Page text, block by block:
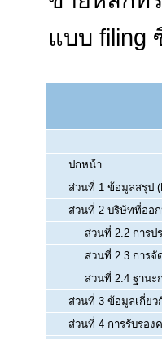
แบบ filing
ปกหน้า
ส่วนที่ 1 ข้อมูลสรุป
ส่วนที่ 2 บริษัทที่ออ
ส่วนที่ 2.2 การป
ส่วนที่ 2.3 การจั
ส่วนที่ 2.4 ฐานะ
ส่วนที่ 3 ข้อมูลเกี่ย
ส่วนที่ 4 การรับรอ